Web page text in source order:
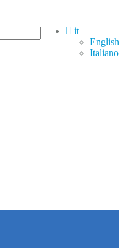
it
English
Italiano